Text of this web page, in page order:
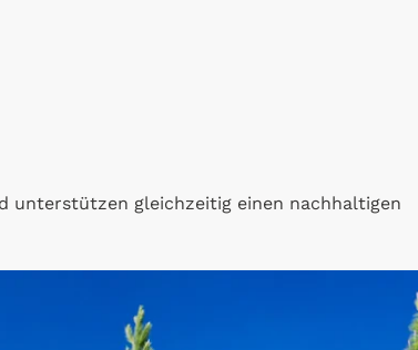
unterstützen gleichzeitig einen nachhaltigen